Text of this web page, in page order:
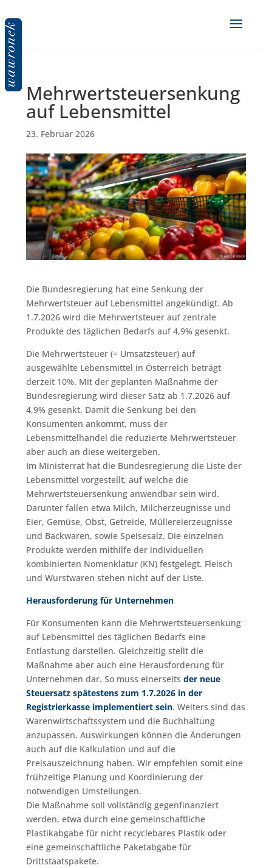
Mehrwertsteuersenkung
auf Lebensmittel
23. Februar 2026
Die Bundesregierung hat eine Senkung der
Mehrwertsteuer auf Lebensmittel angekündigt. Ab
1.7.2026 wird die Mehrwertsteuer auf zentrale
Produkte des täglichen Bedarfs auf 4,9% gesenkt.
Die Mehrwertsteuer (= Umsatzsteuer) auf
ausgewählte Lebensmittel in Österreich beträgt
derzeit 10%. Mit der geplanten Maßnahme der
Bundesregierung wird dieser Satz ab 1.7.2026 auf
4,9% gesenkt. Damit die Senkung bei den
Konsumenten ankommt, muss der
Lebensmittelhandel die reduzierte Mehrwertsteuer
aber auch an diese weitergeben.
Im Ministerrat hat die Bundesregierung die Liste der
Lebensmittel vorgestellt, auf welche die
Mehrwertsteuersenkung anwendbar sein wird.
Darunter fallen etwa Milch, Milcherzeugnisse und
Eier, Gemüse, Obst, Getreide, Müllereierzeugnisse
und Backwaren, sowie Speisesalz. Die einzelnen
Produkte werden mithilfe der individuellen
kombinierten Nomenklatur (KN) festgelegt. Fleisch
und Wurstwaren stehen nicht auf der Liste.
Herausforderung für Unternehmen
Für Konsumenten kann die Mehrwertsteuersenkung
auf Lebensmittel des täglichen Bedarfs eine
Entlastung darstellen. Gleichzeitig stellt die
Maßnahme aber auch eine Herausforderung für
Unternehmen dar. So muss einerseits der neue
Steuersatz spätestens zum 1.7.2026 in der
Registrierkasse implementiert sein. Weiters sind das
Warenwirtschaftssystem und die Buchhaltung
anzupassen. Auswirkungen können die Änderungen
auch auf die Kalkulation und auf die
Preisauszeichnung haben. Wir empfehlen somit eine
frühzeitige Planung und Koordinierung der
notwendigen Umstellungen.
Die Maßnahme soll vollständig gegenfinanziert
werden, etwa durch eine gemeinschaftliche
Plastikabgabe für nicht recyclebares Plastik oder
eine gemeinschaftliche Paketabgabe für
Drittstaatspakete.